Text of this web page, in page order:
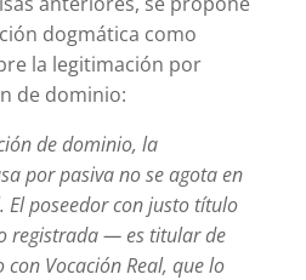
dogmática como
la legitimación por
de dominio:
de dominio, la
por pasiva no se agota en
poseedor con justo título
registrada — es titular de
con Vocación Real, que lo